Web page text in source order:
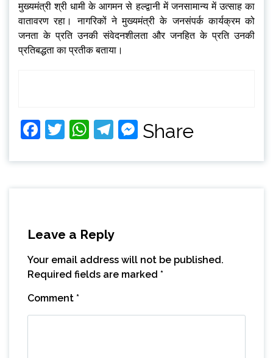
मुख्यमंत्री श्री धामी के आगमन से हल्द्वानी में जनसामान्य में उत्साह का
वातावरण रहा। नागरिकों ने मुख्यमंत्री के जनसंपर्क कार्यक्रम को
जनता के प्रति उनकी संवेदनशीलता और जनहित के प्रति उनकी
प्रतिबद्धता का प्रतीक बताया।
Facebook
Twitter
WhatsApp
Telegram
Messenger
Share
Leave a Reply
Your email address will not be published.
Required fields are marked *
Comment *